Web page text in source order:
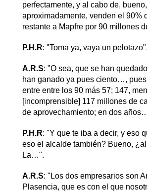
perfectamente, y al cabo de,
aproximadamente, venden el 90%
restante a Mapfre por 90 millones
P.H.R: "Toma ya, vaya un pelotazo".
A.R.S: "O sea, que se han
han ganado ya pues ciento…,
entre entre los 90 más 57; 147,
[incomprensible] 117 millones de
de aprovechamiento; en dos
P.H.R: "Y que te iba a decir, y eso
eso el alcalde también? Bueno,
La…".
A.R.S: "Los dos empresarios son
Plasencia, que es con el que